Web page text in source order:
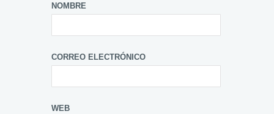
NOMBRE
CORREO ELECTRÓNICO
WEB